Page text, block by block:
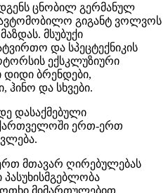
ცნობილ გერმანულ
გიგანტ ვოლვოს
მსუბუქი
და სპეცტექნიკის
ექსკლუზიური
დიდი ბრენდები,
ჰინო და სხვები.
დასაქმებული
ერთ-ერთ
მთავარ ღირებულებას
მიმართულებით